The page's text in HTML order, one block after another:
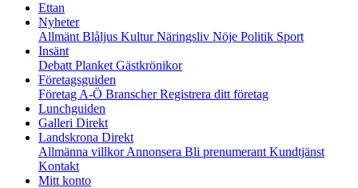
Ettan
Nyheter
Allmänt Blåljus KulturNäringsliv Nöje Politik Sport
Insänt
Debatt Planket Gästkrönikor
Företagsguiden
Företag A-Ö BranscherRegistrera ditt företag
Lunchguiden
Galleri Direkt
Landskrona Direkt
Allmänna villkorAnnonsera Bli prenumerant Kundtjänst
Kontakt
Mitt konto